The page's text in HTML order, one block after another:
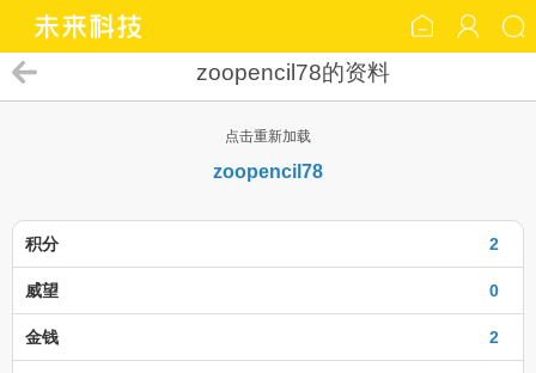
zoopencil78的资料
点击重新加载
zoopencil78
2
积分
0
威望
2
金钱